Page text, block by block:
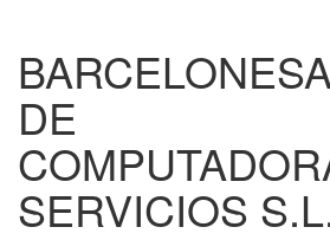
BARCELONESA
DE
SERVICIOS